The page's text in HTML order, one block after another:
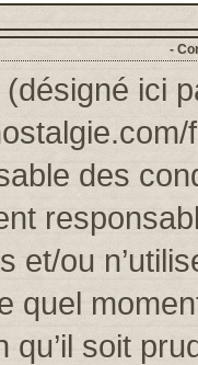
-
ici
des
et/ou
quel
qu’il soit